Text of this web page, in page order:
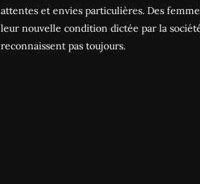
attentes et envies particulières. Des
leur nouvelle condition dictée par la
reconnaissent pas toujours.